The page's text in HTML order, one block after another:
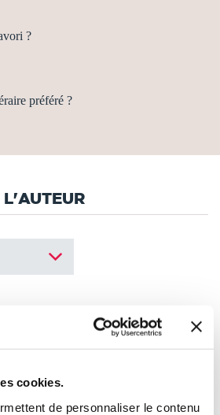
cookies.
de personnaliser le contenu
?
préféré ?
L'AUTEUR